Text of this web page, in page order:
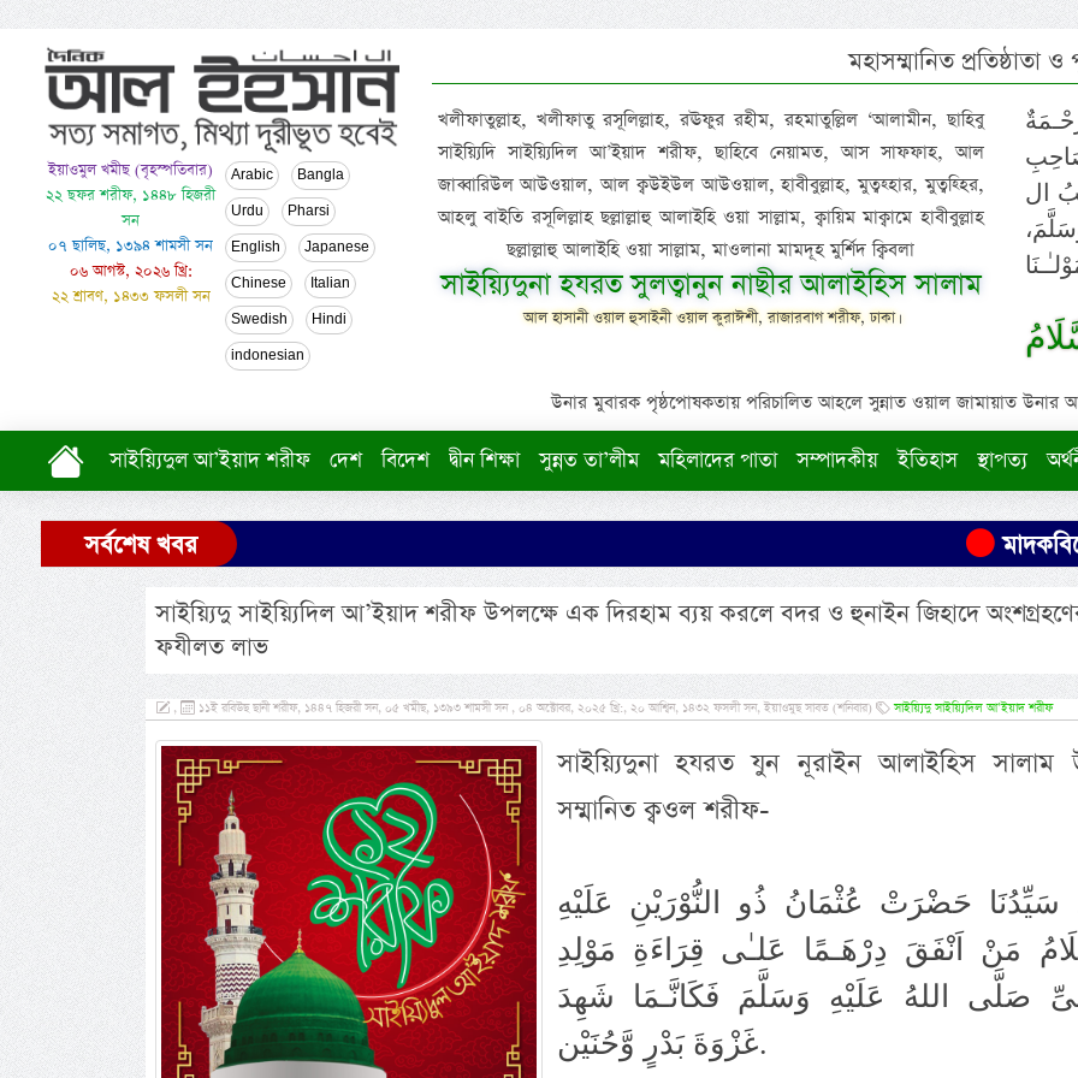
ইয়াওমুল খমীছ (বৃহস্পতিবার)
২২ ছফর শরীফ, ১৪৪৮ হিজরী
সন
০৭ ছালিছ, ১৩৯৪ শামসী সন
০৬ আগস্ট, ২০২৬ খ্রি:
২২ শ্রাবণ, ১৪৩৩ ফসলী সন
Arabic Bangla
Urdu Pharsi
English Japanese
Chinese Italian
Swedish Hindi
indonesian
মহাসম্মানিত প্রতিষ্ঠাতা
খলীফাতুল্লাহ, খলীফাতু রসূলিল্লাহ, রঊফুর রহীম, রহমাতুল্লিল ‘আলামীন, ছাহিবু
সাইয়্যিদি সাইয়্যিদিল আ’ইয়াদ শরীফ, ছাহিবে নেয়ামত, আস সাফফাহ, আল
জাব্বারিউল আউওয়াল, আল ক্বউইউল আউওয়াল, হাবীবুল্লাহ, মুত্বহ্হার, মুত্বহ্হির,
আহলু বাইতি রসূলিল্লাহ ছল্লাল্লাহু আলাইহি ওয়া সাল্লাম, ক্বায়িম মাক্বামে হাবীবুল্লাহ
ছল্লাল্লাহু আলাইহি ওয়া সাল্লাম, মাওলানা মামদূহ মুর্শিদ ক্বিবলা
সাইয়্যিদুনা হযরত সুলত্বানুন নাছীর আলাইহিস সালাম
আল হাসানী ওয়াল হুসাইনী ওয়াল কুরাঈশী, রাজারবাগ শরীফ, ঢাকা।
ال
উনার মুবারক পৃষ্ঠপোষকতায় পরিচালিত আহলে সুন্নাত ওয়াল জামায়াত উনার
সাইয়্যিদুল আ’ইয়াদ শরীফ দেশ বিদেশ দ্বীন শিক্ষা সুন্নত তা’লীম মহিলাদের পাতা সম্পাদকীয় ইতিহাস স্থাপত্য
সর্বশেষ খবর
সাইয়্যিদু সাইয়্যিদিল আ’ইয়াদ শরীফ উপলক্ষে এক দিরহাম ব্যয় করলে বদর ও হুনাইন জিহাদে
ফযীলত লাভ
, ১১ই রবিউছ ছানী শরীফ, ১৪৪৭ হিজরী সন, ০৫ খমীছ, ১৩৯৩ শামসী সন , ০৪ অক্টোবর, ২০২৫ খ্রি:, ২০ আশ্বিন, ১৪৩২ ফসলী সন, ইয়াওমুছ সাবত (শনিবার) সাইয়্যিদু সাইয়্যিদিল আ’ইয়াদ শরীফ
সাইয়্যিদুনা হযরত যুন নূরাইন আলাইহিস সালাম
সম্মানিত ক্বওল শরীফ-
سَيِّدُنَا حَضْرَتْ عُثْمَانُ ذُو النُّوْرَيْنِ عَلَيْهِ
مَنْ اَنْفَقَ دِرْهَـمًا عَلـٰى قِرَاءَةِ مَوْلِدِ
صَلَّى اللهُ عَلَيْهِ وَسَلَّمَ فَكَانَّـمَا شَهِدَ
غَزْوَةَ بَدْرٍ وَّحُنَيْن.